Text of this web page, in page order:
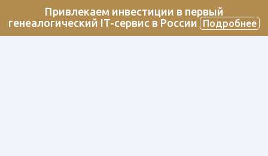
Привлекаем инвестиции в первый
генеалогический IT-сервис в России
Подробнее